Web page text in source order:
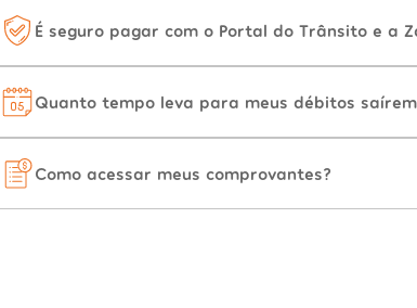
É seguro pagar com o Portal do Trânsito e a
Quanto tempo leva para meus débitos saírem
Como acessar meus comprovantes?